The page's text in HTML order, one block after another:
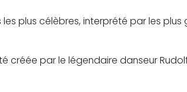
plus célèbres, interprété par les
créée par le légendaire danseur Rudolf